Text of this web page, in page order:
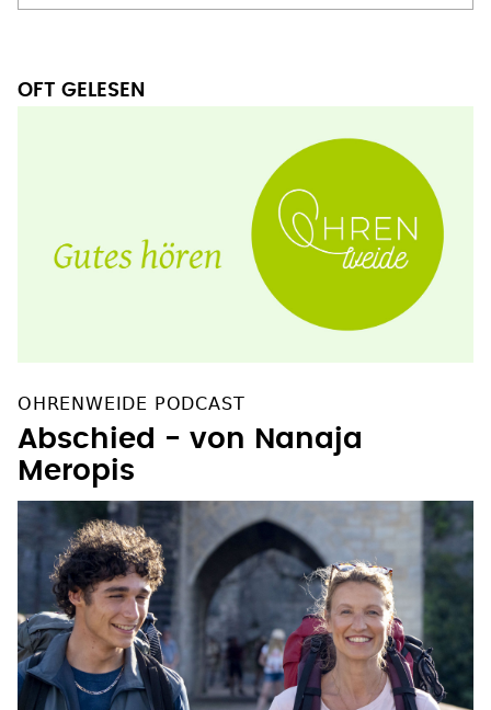
OFT GELESEN
OHRENWEIDE PODCAST
Abschied - von Nanaja
Meropis